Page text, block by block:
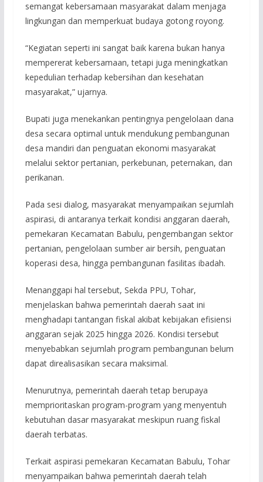
semangat kebersamaan masyarakat dalam menjaga
lingkungan dan memperkuat budaya gotong royong.
“Kegiatan seperti ini sangat baik karena bukan hanya
mempererat kebersamaan, tetapi juga meningkatkan
kepedulian terhadap kebersihan dan kesehatan
masyarakat,” ujarnya.
Bupati juga menekankan pentingnya pengelolaan dana
desa secara optimal untuk mendukung pembangunan
desa mandiri dan penguatan ekonomi masyarakat
melalui sektor pertanian, perkebunan, peternakan, dan
perikanan.
Pada sesi dialog, masyarakat menyampaikan sejumlah
aspirasi, di antaranya terkait kondisi anggaran daerah,
pemekaran Kecamatan Babulu, pengembangan sektor
pertanian, pengelolaan sumber air bersih, penguatan
koperasi desa, hingga pembangunan fasilitas ibadah.
Menanggapi hal tersebut, Sekda PPU, Tohar,
menjelaskan bahwa pemerintah daerah saat ini
menghadapi tantangan fiskal akibat kebijakan efisiensi
anggaran sejak 2025 hingga 2026. Kondisi tersebut
menyebabkan sejumlah program pembangunan belum
dapat direalisasikan secara maksimal.
Menurutnya, pemerintah daerah tetap berupaya
memprioritaskan program-program yang menyentuh
kebutuhan dasar masyarakat meskipun ruang fiskal
daerah terbatas.
Terkait aspirasi pemekaran Kecamatan Babulu, Tohar
menyampaikan bahwa pemerintah daerah telah